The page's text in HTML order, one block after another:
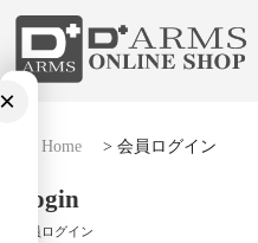
Home > 会員ログイン
Login
会員ログイン
×